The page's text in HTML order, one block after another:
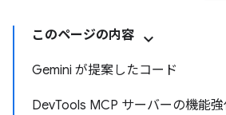
このページの内容
Gemini が提案したコード
DevTools MCP サーバーの機能強